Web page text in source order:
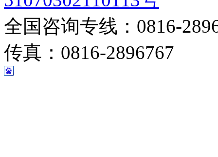
全国咨询专线：0816-
传真：0816-2896767